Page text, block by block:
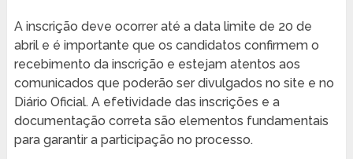
A inscrição deve ocorrer até a data limite de 20 de
abril e é importante que os candidatos confirmem o
recebimento da inscrição e estejam atentos aos
comunicados que poderão ser divulgados no site e no
Diário Oficial. A efetividade das inscrições e a
documentação correta são elementos fundamentais
para garantir a participação no processo.